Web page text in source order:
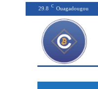
29.8 C Ouagadougou